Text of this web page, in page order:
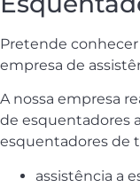
Pretende conhecer
empresa de
A nossa empresa
de esquentadores
esquentadores de
assistência a